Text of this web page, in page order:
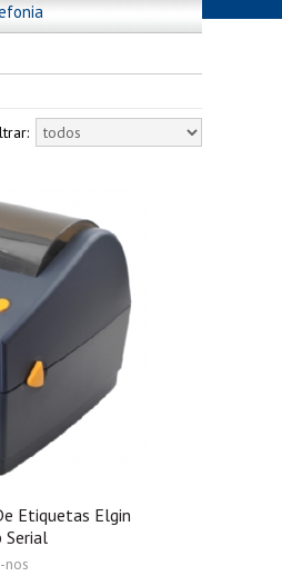
Etiquetas Elgin
Serial
nos